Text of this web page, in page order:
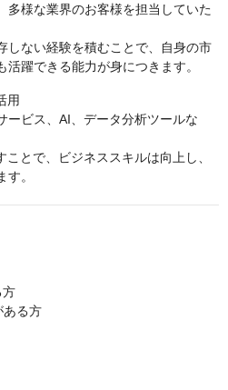
多様な業界のお客様を担当していた
しない経験を積むことで、自身の市
躍できる能力が身につきます。
用
ービス、AI、データ分析ツールな
とで、ビジネススキルは向上し、
。
方
ある方